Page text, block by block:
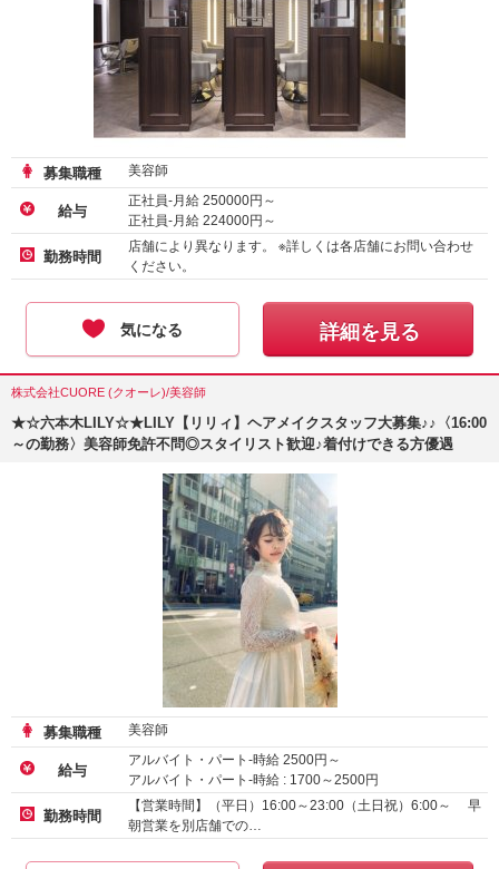
募集職種 美容師
給与
正社員-月給 250000円～
正社員-月給 224000円～
勤務時間
店舗により異なります。 ※詳しくは各店舗にお問い合わせ
ください。
気になる 詳細を見る
株式会社CUORE (クオーレ)/美容師
★☆六本木LILY☆★LILY【リリィ】ヘアメイクスタッフ大募集♪♪〈16:00
～の勤務〉美容師免許不問◎スタイリスト歓迎♪着付けできる方優遇
募集職種 美容師
給与
アルバイト・パート-時給 2500円～
アルバイト・パート-時給 : 1700～2500円
アルバイト・パート-時給 :1226～1300円
勤務時間
【営業時間】（平日）16:00～23:00（土日祝）6:00～ 早
朝営業を別店舗での…